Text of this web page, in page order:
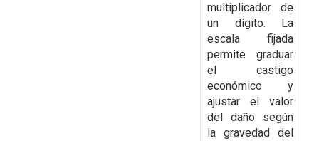
multiplicador de
un dígito. La
escala fijada
permite graduar
el castigo
económico y
ajustar el valor
del daño según
la gravedad del